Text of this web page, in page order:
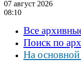
07 август 2026
08:10
Все
Поиск по
На основной